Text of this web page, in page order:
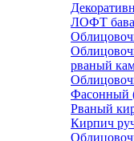
ЛОФТ
рваный
Фасонный
Рваный
Кирпич